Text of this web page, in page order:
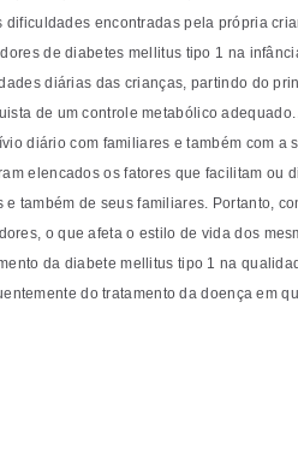
encontradas pela própria
de diabetes mellitus tipo 1 na
diárias das crianças, partindo do
de um controle metabólico adequado.
diário com familiares e também com a
elencados os fatores que facilitam ou
também de seus familiares. Portanto,
o que afeta o estilo de vida dos
da diabete mellitus tipo 1 na
do tratamento da doença em